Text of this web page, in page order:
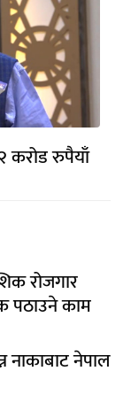
करोड रुपैयाँ
रोजगार
पठाउने काम
नाकाबाट नेपाल